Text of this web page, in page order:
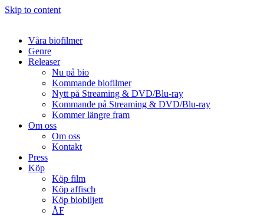
Skip to content
Våra biofilmer
Genre
Releaser
Nu på bio
Kommande biofilmer
Nytt på Streaming & DVD/Blu-ray
Kommande på Streaming & DVD/Blu-ray
Kommer längre fram
Om oss
Om oss
Kontakt
Press
Köp
Köp film
Köp affisch
Köp biobiljett
ÅF